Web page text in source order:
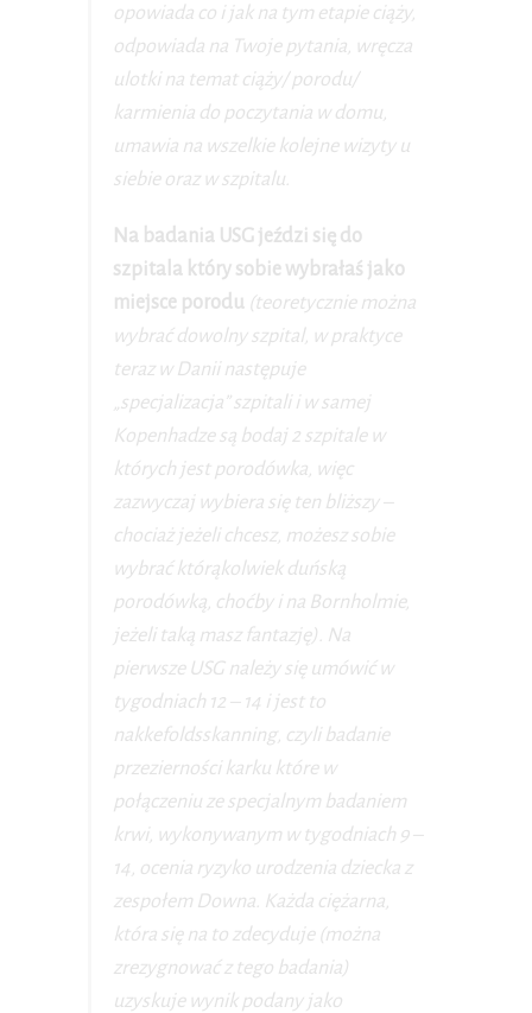
opowiada co i jak na tym etapie ciąży,
odpowiada na Twoje pytania, wręcza
ulotki na temat ciąży/ porodu/
karmienia do poczytania w domu,
umawia na wszelkie kolejne wizyty u
siebie oraz w szpitalu.
Na badania USG jeździ się do
szpitala który sobie wybrałaś jako
miejsce porodu (teoretycznie można
wybrać dowolny szpital, w praktyce
teraz w Danii następuje
„specjalizacja” szpitali i w samej
Kopenhadze są bodaj 2 szpitale w
których jest porodówka, więc
zazwyczaj wybiera się ten bliższy –
chociaż jeżeli chcesz, możesz sobie
wybrać którąkolwiek duńską
porodówką, choćby i na Bornholmie,
jeżeli taką masz fantazję). Na
pierwsze USG należy się umówić w
tygodniach 12 – 14 i jest to
nakkefoldsskanning, czyli badanie
przezierności karku które w
połączeniu ze specjalnym badaniem
krwi, wykonywanym w tygodniach 9 –
14, ocenia ryzyko urodzenia dziecka z
zespołem Downa. Każda ciężarna,
która się na to zdecyduje (można
zrezygnować z tego badania)
uzyskuje wynik podany jako